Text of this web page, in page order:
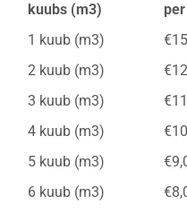
kuubs (m3)
1 kuub (m3)
2 kuub (m3)
3 kuub (m3)
4 kuub (m3)
5 kuub (m3)
6 kuub (m3)